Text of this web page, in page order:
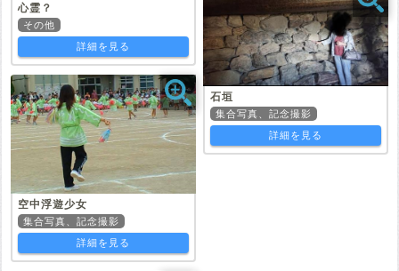
心霊？
その他
詳細を見る
空中浮遊少女
集合写真、記念撮影
詳細を見る
石垣
集合写真、記念撮影
詳細を見る